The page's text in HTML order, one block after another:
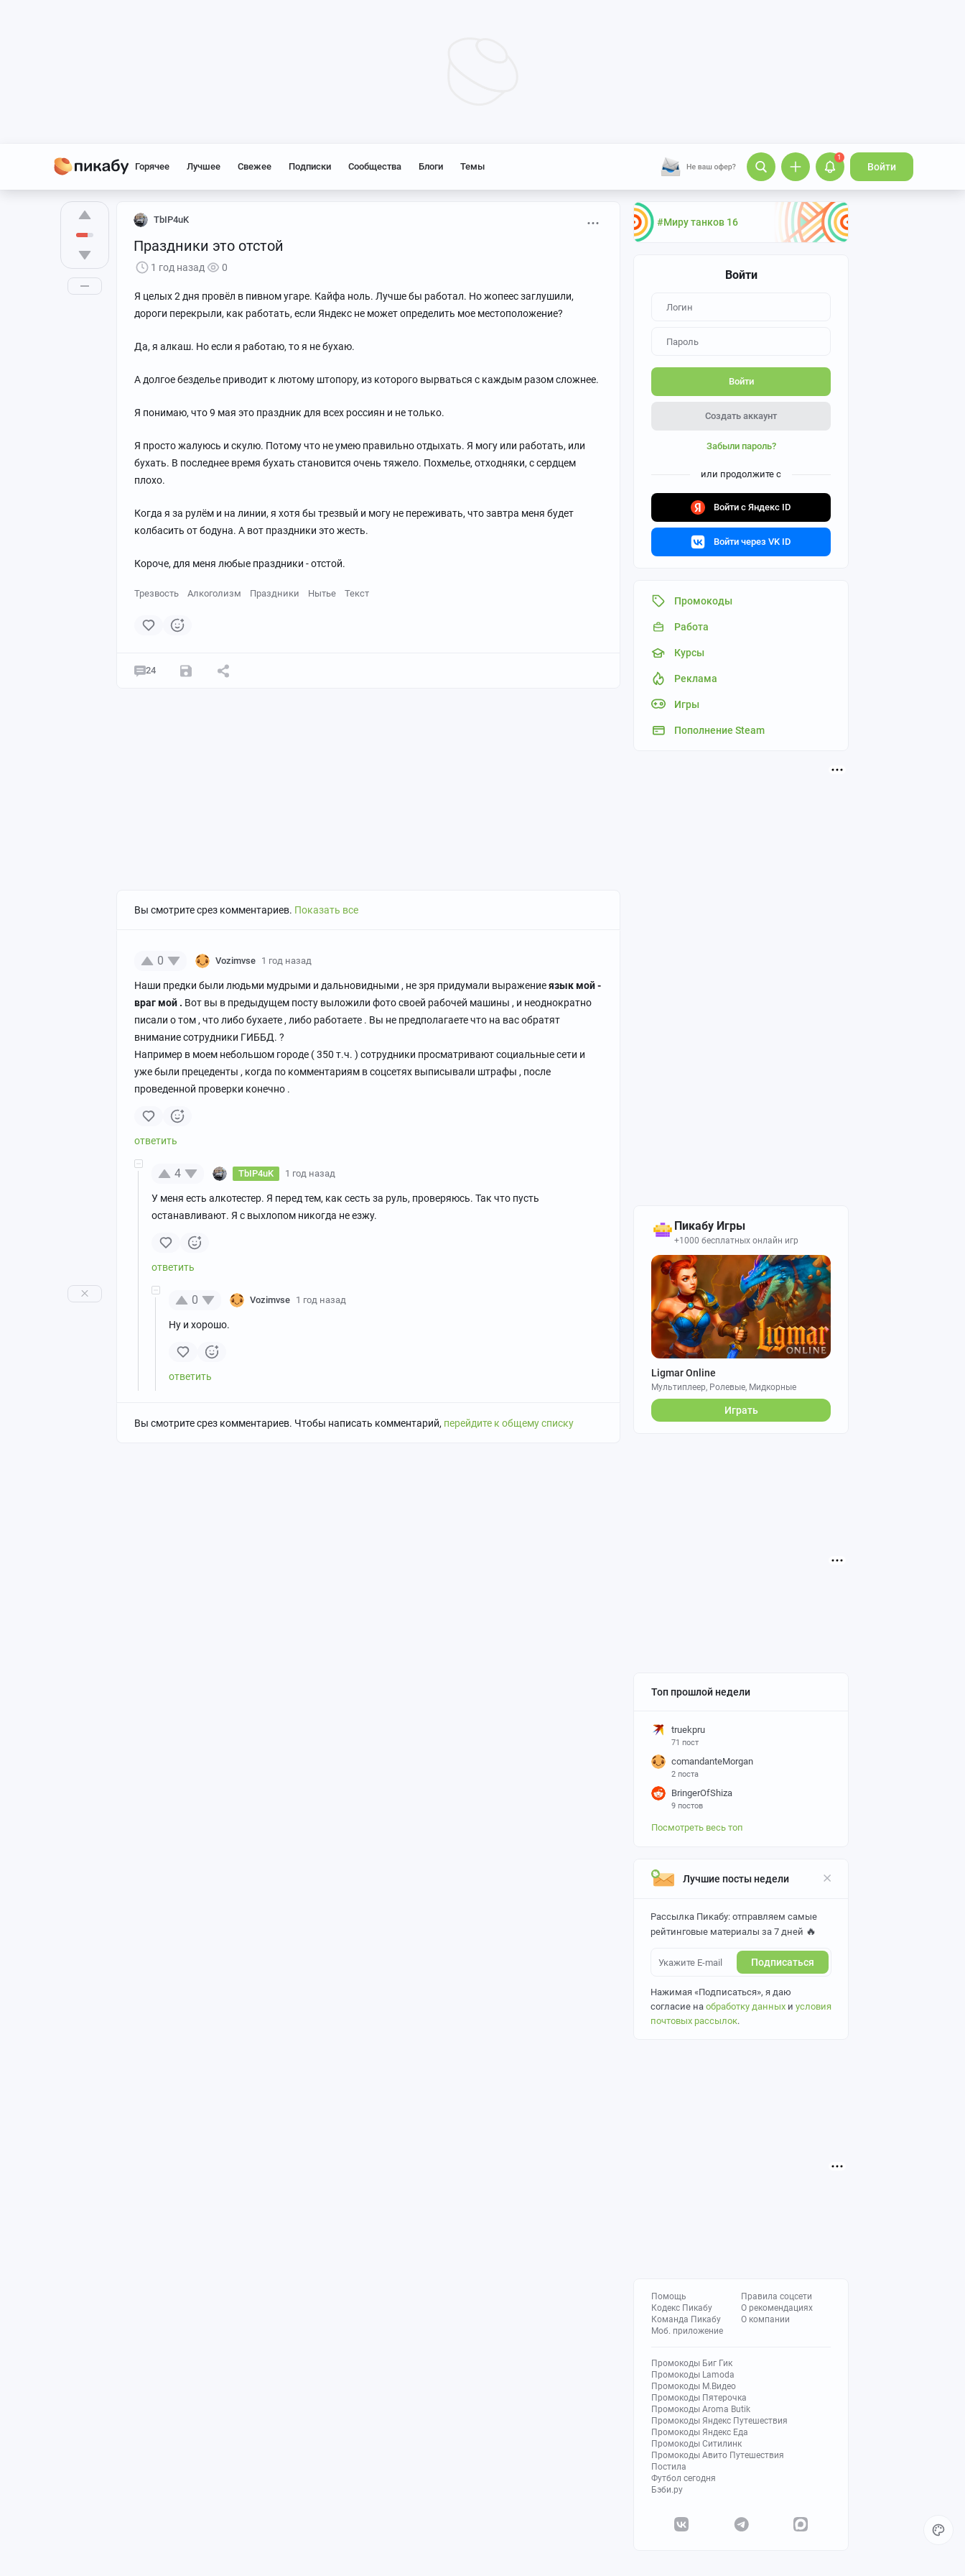
Горячее Лучшее Свежее Подписки Сообщества Блоги Темы
1
Войти
#Миру танков 16
Войти
Войти
Создать аккаунт
Забыли пароль?
или продолжите с
Войти с Яндекс ID
Войти через VK ID
Промокоды
Работа
Курсы
Реклама
Игры
Пополнение Steam
Пикабу Игры
+1000 бесплатных онлайн игр
Ligmar Online
Мультиплеер, Ролевые, Мидкорные
Играть
Топ прошлой недели
truekpru
71 пост
comandanteMorgan
2 поста
BringerOfShiza
9 постов
Посмотреть весь топ
Лучшие посты недели
Рассылка Пикабу: отправляем самые
рейтинговые материалы за 7 дней 🔥
Подписаться
Нажимая «Подписаться», я даю
согласие на обработку данных и условия
почтовых рассылок.
Помощь
Кодекс Пикабу
Команда Пикабу
Моб. приложение
Правила соцсети
О рекомендациях
О компании
Промокоды Биг Гик
Промокоды Lamoda
Промокоды М.Видео
Промокоды Пятерочка
Промокоды Aroma Butik
Промокоды Яндекс Путешествия
Промокоды Яндекс Еда
Промокоды Ситилинк
Промокоды Авито Путешествия
Постила
Футбол сегодня
Бэби.ру
TbIP4uK
Праздники это отстой
1 год назад 0
Я целых 2 дня провёл в пивном угаре. Кайфа ноль. Лучше бы работал. Но жопеес заглушили,
дороги перекрыли, как работать, если Яндекс не может определить мое местоположение?
Да, я алкаш. Но если я работаю, то я не бухаю.
А долгое безделье приводит к лютому штопору, из которого вырваться с каждым разом сложнее.
Я понимаю, что 9 мая это праздник для всех россиян и не только.
Я просто жалуюсь и скулю. Потому что не умею правильно отдыхать. Я могу или работать, или
бухать. В последнее время бухать становится очень тяжело. Похмелье, отходняки, с сердцем
плохо.
Когда я за рулём и на линии, я хотя бы трезвый и могу не переживать, что завтра меня будет
колбасить от бодуна. А вот праздники это жесть.
Короче, для меня любые праздники - отстой.
Трезвость Алкоголизм Праздники Нытье Текст
24
Вы смотрите срез комментариев. Показать все
0 Vozimvse 1 год назад
Наши предки были людьми мудрыми и дальновидными , не зря придумали выражениеязык мой -
враг мой . Вот вы в предыдущем посту выложили фото своей рабочей машины , и неоднократно
писали о том , что либо бухаете , либо работаете . Вы не предполагаете что на вас обратят
внимание сотрудники ГИББД. ?
Например в моем небольшом городе ( 350 т.ч. ) сотрудники просматривают социальные сети и
уже были прецеденты , когда по комментариям в соцсетях выписывали штрафы , после
проведенной проверки конечно .
4 TbIP4uK 1 год назад
У меня есть алкотестер. Я перед тем, как сесть за руль, проверяюсь. Так что пусть
останавливают. Я с выхлопом никогда не езжу.
0 Vozimvse 1 год назад
Ну и хорошо.
Вы смотрите срез комментариев. Чтобы написать комментарий, перейдите к общему списку